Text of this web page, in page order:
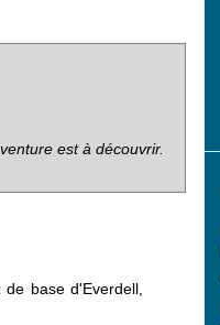
est à découvrir.
base d'Everdell,